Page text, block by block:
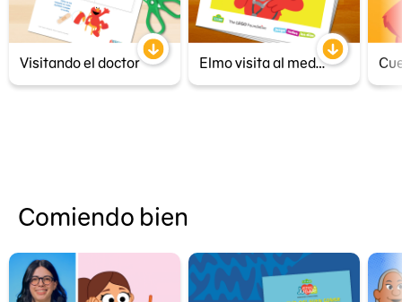
Visitando el doctor Elmo visita al medico
Comiendo bien